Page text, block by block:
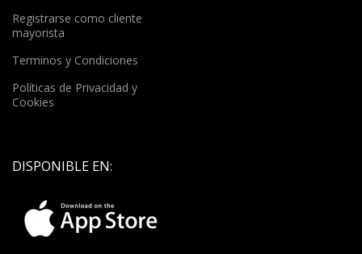
Registrarse como cliente
mayorista
Terminos y Condiciones
Políticas de Privacidad y
Cookies
DISPONIBLE EN: